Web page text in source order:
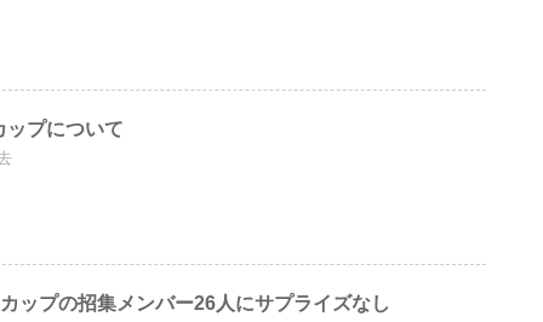
ップについて
ップの招集メンバー26人にサプライズなし